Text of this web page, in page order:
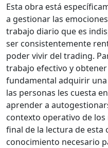
Esta obra está
a gestionar las
trabajo diario que es
ser consistentemente
poder vivir del trading.
trabajo efectivo y
fundamental adquirir
las personas les cuesta
aprender a
contexto operativo de los
final de la lectura de
conocimiento necesario